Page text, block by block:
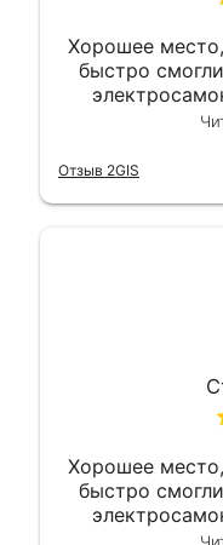
Хорошее
быстро
вышло вообще
Отзыв 2GIS
Хорошее
быстро
вышло вообще